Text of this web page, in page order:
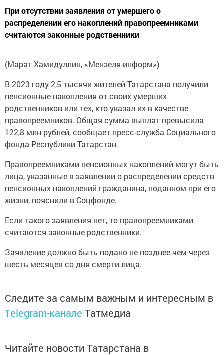
При отсутствии заявления от умершего о
распределении его накоплений правопреемниками
считаются законные родственники
(Марат Хамидуллин, «Мензеля-информ»)
В 2023 году 2,5 тысячи жителей Татарстана получили
пенсионные накопления от своих умерших
родственников или тех, кто указал их в качестве
правопреемников. Общая сумма выплат превысила
122,8 млн рублей, сообщает пресс-служба Социального
фонда Республики Татарстан.
Правопреемниками пенсионных накоплений могут быть
лица, указанные в заявлении о распределении средств
пенсионных накоплений гражданина, поданном при его
жизни, пояснили в Соцфонде.
Если такого заявления нет, то правопреемниками
считаются законные родственники.
Заявление должно быть подано не позднее чем через
шесть месяцев со дня смерти лица.
Следите за самым важным и интересным в
Telegram-канале Татмедиа
Читайте новости Татарстана в